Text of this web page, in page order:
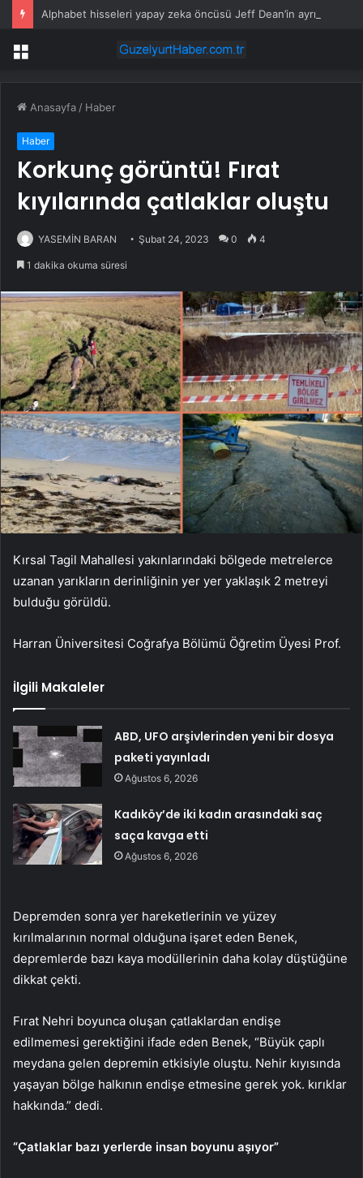
Menü
Anasayfa / Haber
Haber
Korkunç görüntü! Fırat
kıyılarında çatlaklar oluştu
YASEMİN BARAN Şubat 24, 2023 0 4
1 dakika okuma süresi
Kırsal Tagil Mahallesi yakınlarındaki bölgede metrelerce
uzanan yarıkların derinliğinin yer yer yaklaşık 2 metreyi
bulduğu görüldü.
Harran Üniversitesi Coğrafya Bölümü Öğretim Üyesi Prof.
İlgili Makaleler
ABD, UFO arşivlerinden yeni bir dosya
paketi yayınladı
Ağustos 6, 2026
Kadıköy’de iki kadın arasındaki saç
saça kavga etti
Ağustos 6, 2026
Depremden sonra yer hareketlerinin ve yüzey
kırılmalarının normal olduğuna işaret eden Benek,
depremlerde bazı kaya modüllerinin daha kolay düştüğüne
dikkat çekti.
Fırat Nehri boyunca oluşan çatlaklardan endişe
edilmemesi gerektiğini ifade eden Benek, “Büyük çaplı
meydana gelen depremin etkisiyle oluştu. Nehir kıyısında
yaşayan bölge halkının endişe etmesine gerek yok. kırıklar
hakkında.” dedi.
“Çatlaklar bazı yerlerde insan boyunu aşıyor”